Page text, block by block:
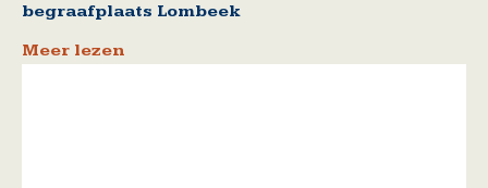
begraafplaats Lombeek
Meer lezen